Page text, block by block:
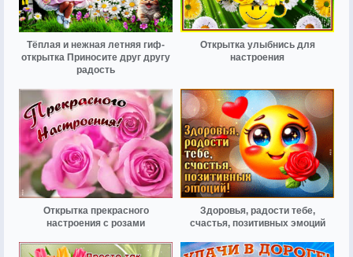
Тёплая и нежная летняя гиф-
открытка Приносите друг другу
радость
Открытка улыбнись для
настроения
Открытка прекрасного
настроения с розами
Здоровья, радости тебе,
счастья, позитивных эмоций